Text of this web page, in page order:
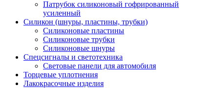
Патрубок силиконовый гофрированный
усиленный
Силикон (шнуры, пластины, трубки)
Силиконовые пластины
Силиконовые трубки
Силиконовые шнуры
Спецсигналы и светотехника
Световые панели для автомобиля
Торцевые уплотнения
Лакокрасочные изделия